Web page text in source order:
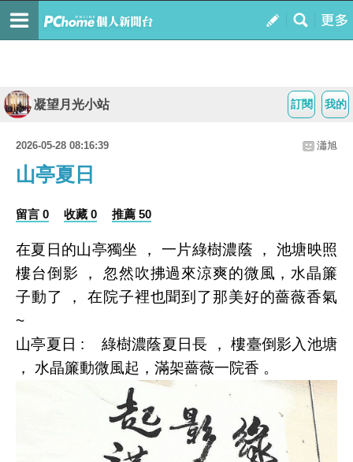
我的
訂閱
凝望月光小站
2026-05-28 08:16:39 瀟旭
山亭夏日
留言 0 收藏 0 推薦 50
在夏日的山亭獨坐 ， 一片綠樹濃蔭 ， 池塘映照
樓台倒影 ， 忽然吹拂過來涼爽的微風，水晶簾
子動了 ， 在院子裡也聞到了那美好的薔薇香氣
~
山亭夏日 : 綠樹濃蔭夏日長 ， 樓臺倒影入池塘
， 水晶簾動微風起，滿架薔薇一院香 。